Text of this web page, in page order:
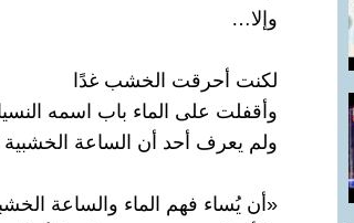
وإلا…
لكنت أحرقت الخشب غدًا
وأقفلت على الماء باب اسمه
ولم يعرف أحد أن الساعة
«أن يُساء فهم الماء والساعة